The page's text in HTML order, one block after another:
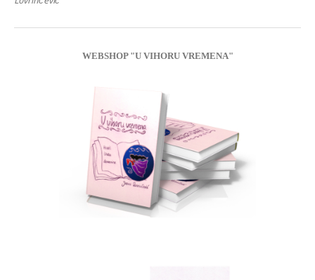
WEBSHOP "U VIHORU VREMENA"